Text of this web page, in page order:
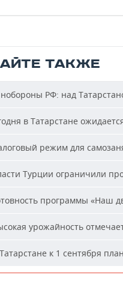
ТАКЖЕ
РФ: над
в Татарстане
режим для
Турции ограничили
программы «Наш
урожайность
к 1 сентября